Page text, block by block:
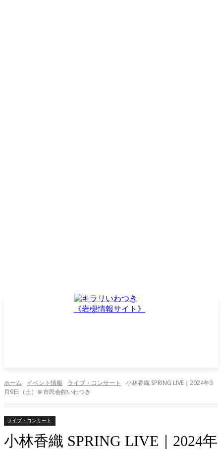
ホーム イベント情報 ライブ・コンサート
小林香織 SPRING LIVE｜2024年3
月9日（土）＠市民会館いわつき
ライブ・コンサート
小林香織 SPRING LIVE｜2024年